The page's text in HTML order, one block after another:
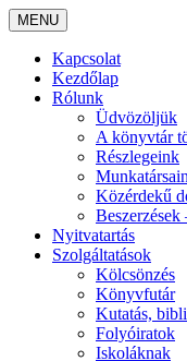
MENU
Kapcsolat
Kezdőlap
Rólunk
Üdvözöljük
A könyvtár
Részlegeink
Közérdekű
Beszerzések
Nyitvatartás
Szolgáltatások
Kölcsönzés
Könyvfutár
Kutatás,
Folyóiratok
Iskoláknak